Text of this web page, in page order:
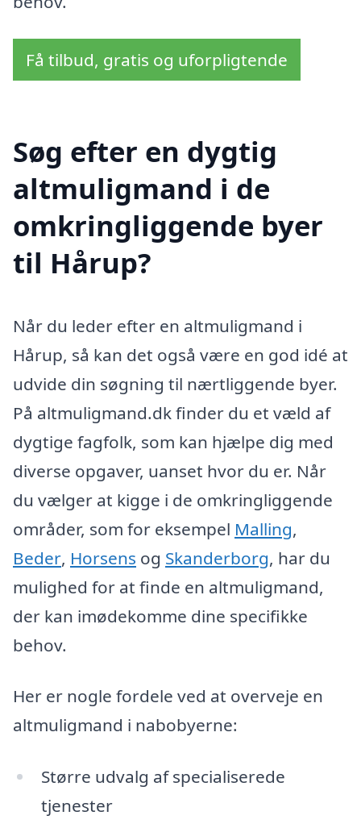
Få tilbud, gratis og uforpligtende
Søg efter en dygtig
altmuligmand i de
omkringliggende byer
til Hårup?
Når du leder efter en altmuligmand i
Hårup, så kan det også være en god idé at
udvide din søgning til nærtliggende byer.
På altmuligmand.dk finder du et væld af
dygtige fagfolk, som kan hjælpe dig med
diverse opgaver, uanset hvor du er. Når
du vælger at kigge i de omkringliggende
områder, som for eksempel Malling,
Beder, Horsens og Skanderborg, har du
mulighed for at finde en altmuligmand,
der kan imødekomme dine specifikke
behov.
Her er nogle fordele ved at overveje en
altmuligmand i nabobyerne:
Større udvalg af specialiserede
tjenester